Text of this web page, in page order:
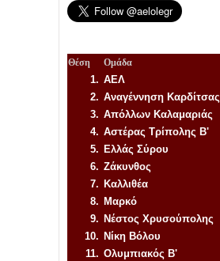
Θέση Ομάδα
1. ΑΕΛ
2. Αναγέννηση Καρδίτσας
3. Απόλλων Καλαμαριάς
4. Αστέρας Τρίπολης Β'
5. Ελλάς Σύρου
6. Ζάκυνθος
7. Καλλιθέα
8. Μαρκό
9. Νέστος Χρυσούπολης
10. Νίκη Βόλου
11. Ολυμπιακός Β'